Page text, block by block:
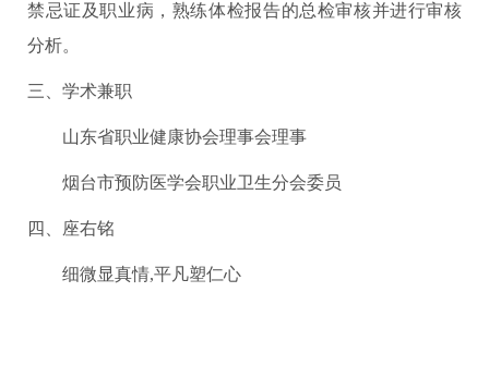
禁忌证及职业病，熟练体检报告的总检审核并进行审核
分析。
三、学术兼职
山东省职业健康协会理事会理事
烟台市预防医学会职业卫生分会委员
四、座右铭
细微显真情,平凡塑仁心